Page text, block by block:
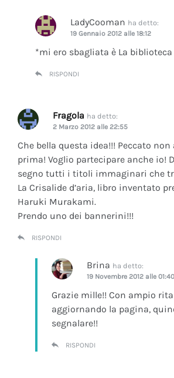
LadyCooman ha detto:
19 Gennaio 2012 alle 18:12
*mi ero sbagliata è La
RISPONDI
Fragola ha detto:
2 Marzo 2012 alle 22:55
Che bella questa idea!!! Peccato
prima! Voglio partecipare anche io!
segno tutti i titoli immaginari che
La Crisalide d’aria, libro inventato
Haruki Murakami.
Prendo uno dei bannerini!!!
RISPONDI
Brina ha detto:
19 Novembre 2012 alle 01:40
Grazie mille!! Con ampio
aggiornando la pagina,
segnalare!!
RISPONDI